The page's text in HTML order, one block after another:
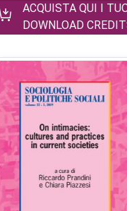
ACQUISTA QUI I
DOWNLOAD